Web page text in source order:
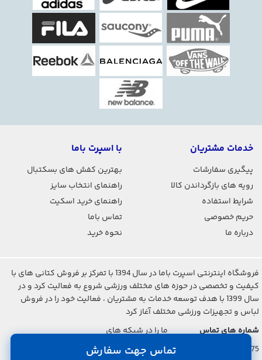
تماس جهت سفارش
خدمات مشتریان
پیگیری سفارشات
رویه های بازگرداندن کالا
شرایط استفاده
حریم خصوصی
درباره ما
با اسپرت باما
بهترین کفش های بسکتبال
راهنمای انتخاب سایز
راهنمای خرید اسکیت
تماس باما
نحوه خرید
فروشگاه اینترنتی اسپرت باما در سال 1394 با تمرکز بر فروش کتانی های با
کیفیت و تخصصی در حوزه های مختلف ورزشی شروع به فعالیت کرد و در
سال 1399 با هدف توسعه خدمات به مشتریان ، فعالیت خود را در فروش
لباس و تجهیزات ورزشی مختلف آغاز کرد
شماره های تماس
021-2842-7275
ما را در شبکه های
اجتماعی دنبال کنید